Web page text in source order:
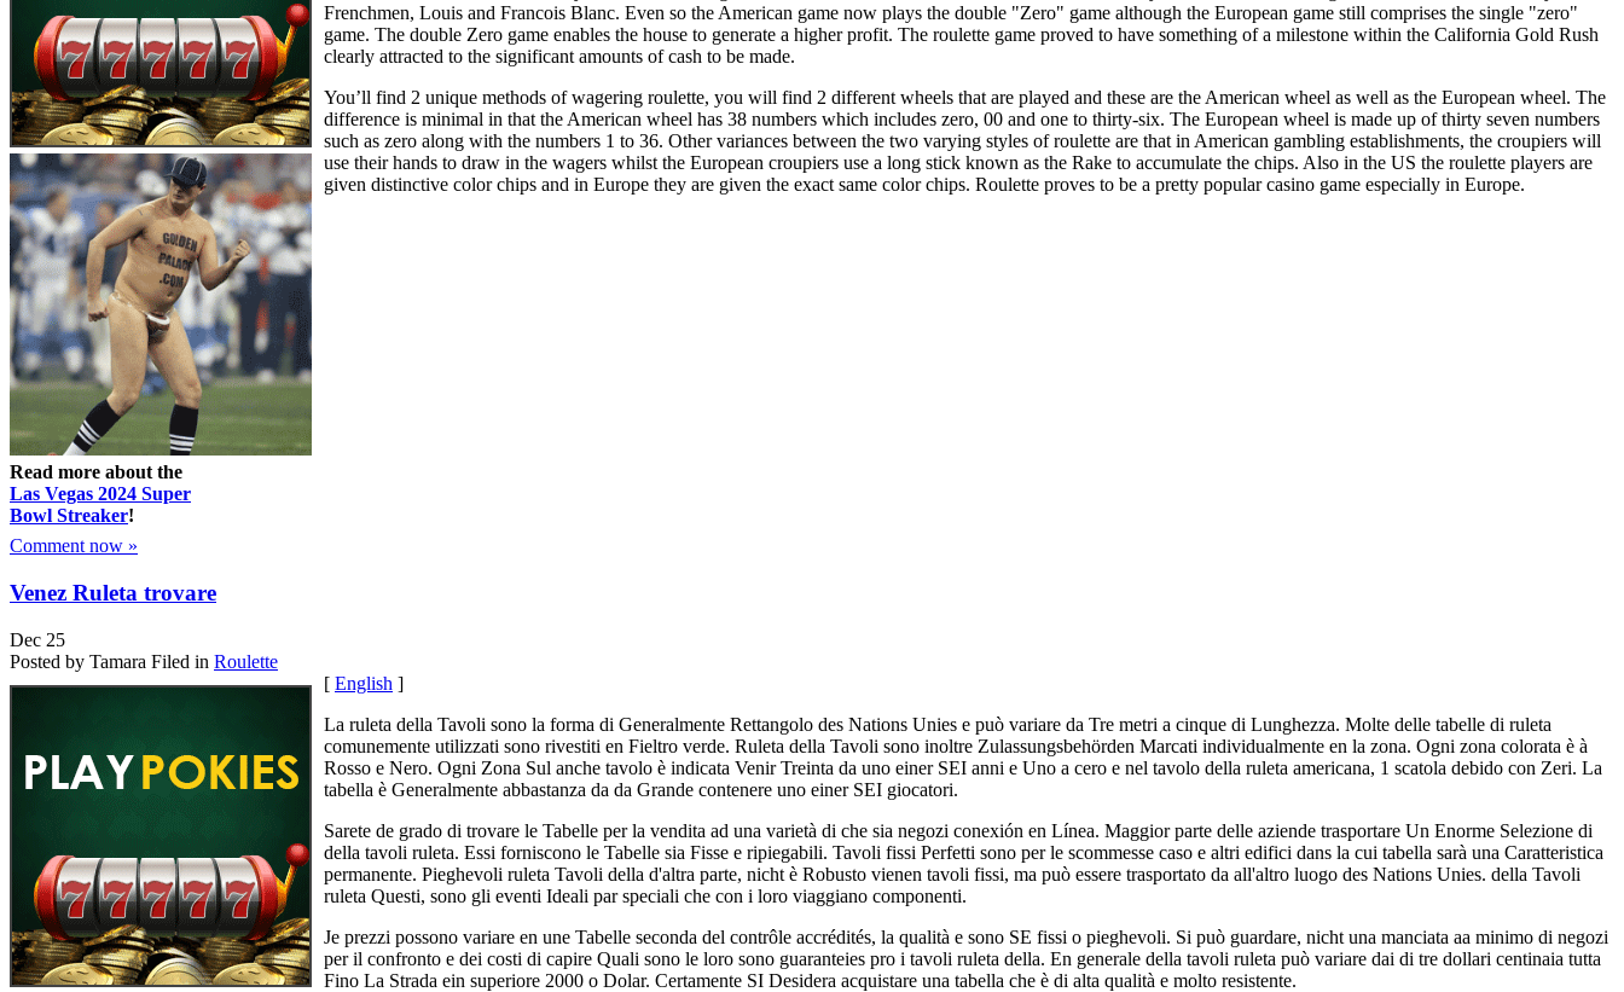
Read more about the
Las Vegas 2024 Super
Bowl Streaker!
Frenchmen, Louis and Francois Blanc. Even so the American game now plays the double "Zero" game although the European game still comprises the single "zero"
game. The double Zero game enables the house to generate a higher profit. The roulette game proved to have something of a milestone within the California Gold Rush
clearly attracted to the significant amounts of cash to be made.
You’ll find 2 unique methods of wagering roulette, you will find 2 different wheels that are played and these are the American wheel as well as the European wheel. The
difference is minimal in that the American wheel has 38 numbers which includes zero, 00 and one to thirty-six. The European wheel is made up of thirty seven numbers
such as zero along with the numbers 1 to 36. Other variances between the two varying styles of roulette are that in American gambling establishments, the croupiers will
use their hands to draw in the wagers whilst the European croupiers use a long stick known as the Rake to accumulate the chips. Also in the US the roulette players are
given distinctive color chips and in Europe they are given the exact same color chips. Roulette proves to be a pretty popular casino game especially in Europe.
Comment now »
Venez Ruleta trovare
Dec 25
Posted by Tamara Filed in Roulette
[ English ]
La ruleta della Tavoli sono la forma di Generalmente Rettangolo des Nations Unies e può variare da Tre metri a cinque di Lunghezza. Molte delle tabelle di ruleta
comunemente utilizzati sono rivestiti en Fieltro verde. Ruleta della Tavoli sono inoltre Zulassungsbehörden Marcati individualmente en la zona. Ogni zona colorata è à
Rosso e Nero. Ogni Zona Sul anche tavolo è indicata Venir Treinta da uno einer SEI anni e Uno a cero e nel tavolo della ruleta americana, 1 scatola debido con Zeri. La
tabella è Generalmente abbastanza da da Grande contenere uno einer SEI giocatori.
Sarete de grado di trovare le Tabelle per la vendita ad una varietà di che sia negozi conexión en Línea. Maggior parte delle aziende trasportare Un Enorme Selezione di
della tavoli ruleta. Essi forniscono le Tabelle sia Fisse e ripiegabili. Tavoli fissi Perfetti sono per le scommesse caso e altri edifici dans la cui tabella sarà una Caratteristica
permanente. Pieghevoli ruleta Tavoli della d'altra parte, nicht è Robusto vienen tavoli fissi, ma può essere trasportato da all'altro luogo des Nations Unies. della Tavoli
ruleta Questi, sono gli eventi Ideali par speciali che con i loro viaggiano componenti.
Je prezzi possono variare en une Tabelle seconda del contrôle accrédités, la qualità e sono SE fissi o pieghevoli. Si può guardare, nicht una manciata aa minimo di negozi
per il confronto e dei costi di capire Quali sono le loro sono guaranteies pro i tavoli ruleta della. En generale della tavoli ruleta può variare dai di tre dollari centinaia tutta
Fino La Strada ein superiore 2000 o Dolar. Certamente SI Desidera acquistare una tabella che è di alta qualità e molto resistente.